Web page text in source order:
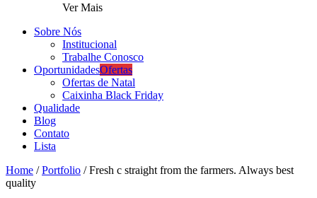
Ver Mais
Sobre Nós
Institucional
Trabalhe Conosco
OportunidadesOfertas
Ofertas de Natal
Caixinha Black Friday
Qualidade
Blog
Contato
Lista
Home / Portfolio / Fresh c straight from the farmers. Always best
quality